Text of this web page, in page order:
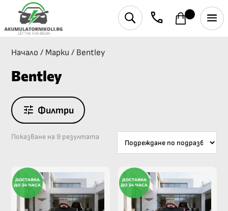
phone
U
Начало / Марки / Bentley
Bentley
Филтри
Показване на 9 резултата